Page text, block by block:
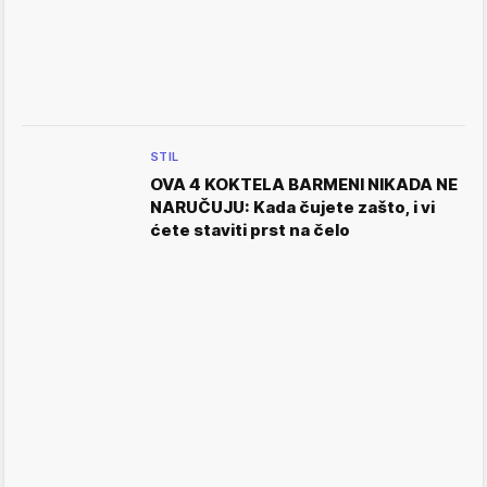
STIL
OVA 4 KOKTELA BARMENI NIKADA NE
NARUČUJU: Kada čujete zašto, i vi
ćete staviti prst na čelo